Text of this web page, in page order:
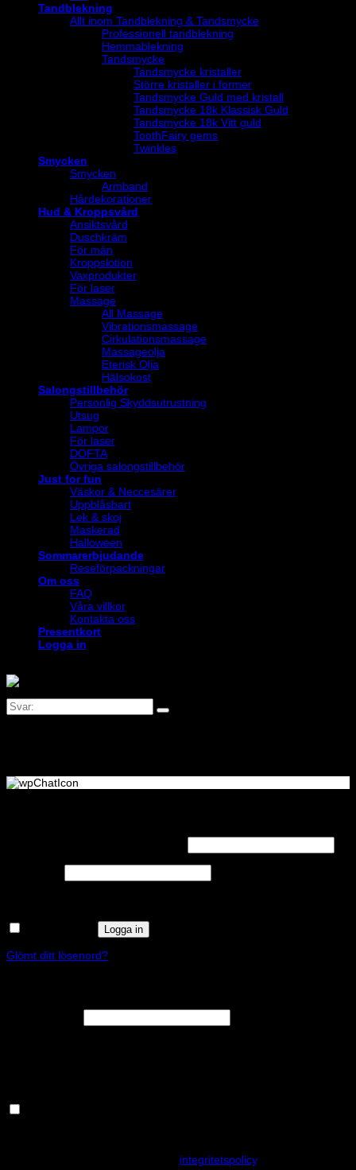
Tandblekning
Allt inom Tandblekning & Tandsmycke
Professionell tandblekning
Hemmablekning
Tandsmycke
Tandsmycke kristaller
Större kristaller i former
Tandsmycke Guld med kristall
Tandsmycke 18k Klassisk Guld
Tandsmycke 18k Vitt guld
ToothFairy gems
Twinkles
Smycken
Smycken
Armband
Hårdekorationer
Hud & Kroppsvård
Ansiktsvård
Duschkräm
För män
Kroppslotion
Vaxprodukter
För laser
Massage
All Massage
Vibrationsmassage
Cirkulationsmassage
Massageolja
Eterisk Olja
Hälsokost
Salongstillbehör
Personlig Skyddsutrustning
Utsug
Lampor
För laser
DOFTA
Övriga salongstillbehör
Just for fun
Väskor & Neccesärer
Uppblåsbart
Lek & skoj
Maskerad
Halloween
Sommarerbjudande
Reseförpackningar
Om oss
FAQ
Våra villkor
Kontakta oss
Presentkort
Logga in
Logga in
Glömt ditt lösenord?
integritetspolicy.